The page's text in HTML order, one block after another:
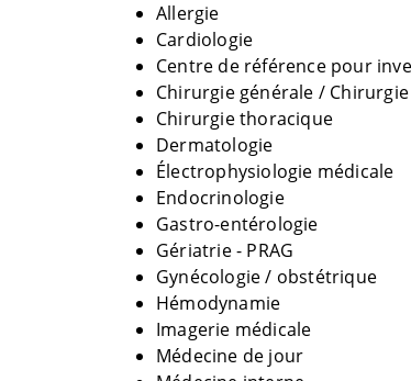
Allergie
Cardiologie
Centre de référence pour
Chirurgie générale /
Chirurgie thoracique
Dermatologie
Électrophysiologie médicale
Endocrinologie
Gastro-entérologie
Gériatrie - PRAG
Gynécologie / obstétrique
Hémodynamie
Imagerie médicale
Médecine de jour